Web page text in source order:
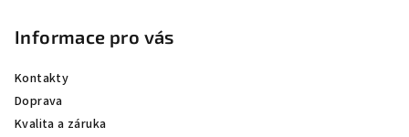
Informace pro vás
Kontakty
Doprava
Kvalita a záruka